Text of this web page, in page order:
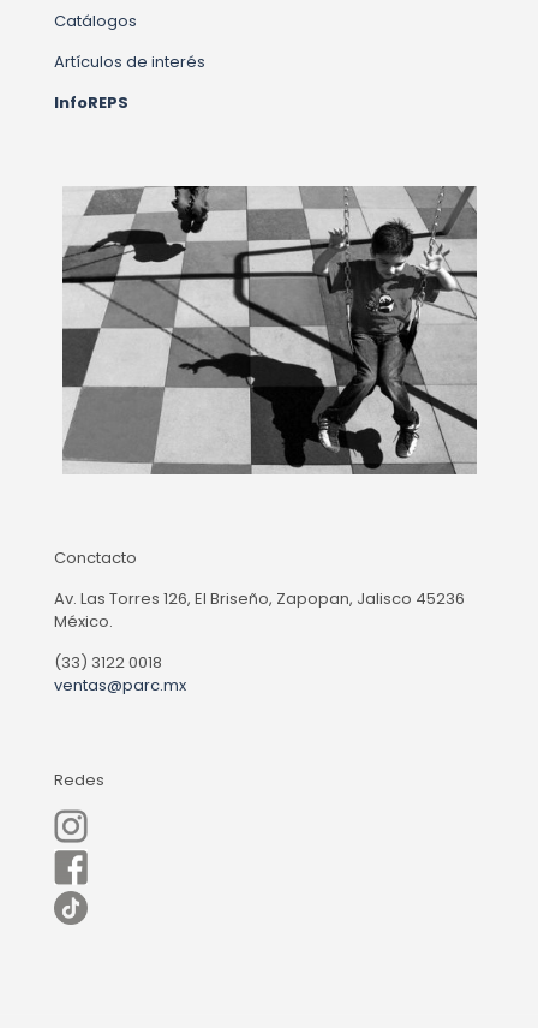
Catálogos
Artículos de interés
InfoREPS
Conctacto
Av. Las Torres 126, El Briseño, Zapopan, Jalisco 45236
México.
(33) 3122 0018
ventas@parc.mx
Redes